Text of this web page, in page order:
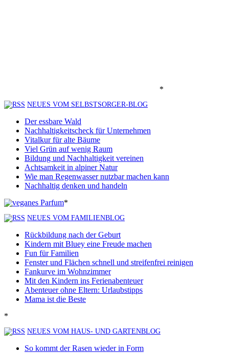
*
NEUES VOM SELBSTSORGER-BLOG
Der essbare Wald
Nachhaltigkeitscheck für Unternehmen
Vitalkur für alte Bäume
Viel Grün auf wenig Raum
Bildung und Nachhaltigkeit vereinen
Achtsamkeit in alpiner Natur
Wie man Regenwasser nutzbar machen kann
Nachhaltig denken und handeln
*
NEUES VOM FAMILIENBLOG
Rückbildung nach der Geburt
Kindern mit Bluey eine Freude machen
Fun für Familien
Fenster und Flächen schnell und streifenfrei reinigen
Fankurve im Wohnzimmer
Mit den Kindern ins Ferienabenteuer
Abenteuer ohne Eltern: Urlaubstipps
Mama ist die Beste
*
NEUES VOM HAUS- UND GARTENBLOG
So kommt der Rasen wieder in Form